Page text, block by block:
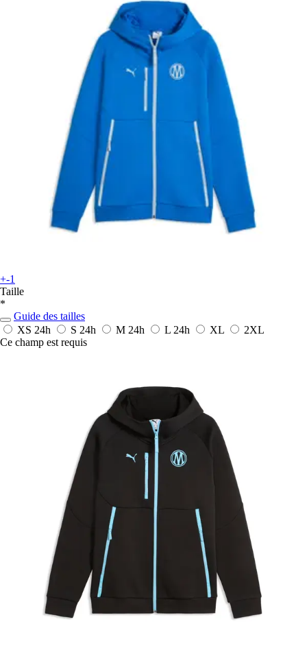
+-1
Taille
*
Guide des tailles
XS 24h S 24h M 24h L 24h XL
2XL
Ce champ est requis